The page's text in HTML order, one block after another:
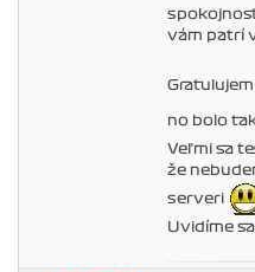
vám patrí
no bolo
Veľmi sa
že
serveri
Uvidíme